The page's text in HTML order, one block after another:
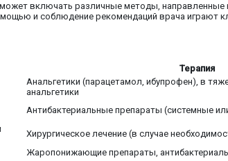
включать различные методы, направленные
и соблюдение рекомендаций врача играют
Терапия
Анальгетики (парацетамол, ибупрофен), в
анальгетики
Антибактериальные препараты (системные
Хирургическое лечение (в случае
Жаропонижающие препараты,